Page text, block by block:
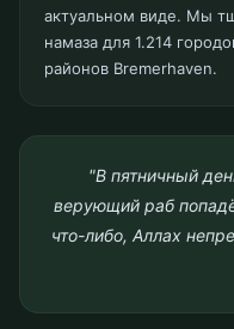
актуальном виде. Мы
намаза для 1.214
районов Bremerhaven.
"В пятничный
верующий раб
что-либо, Аллах